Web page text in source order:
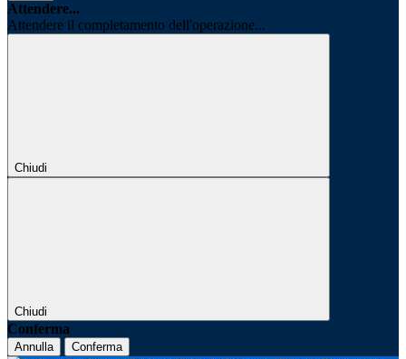
Attendere...
Attendere il completamento dell'operazione...
Chiudi
Chiudi
Conferma
Annulla Conferma